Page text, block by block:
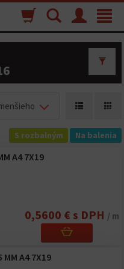
Toggle
Menu
Vyhľadávanie
Nákupný
košík
S rozbalným Na balenia
A4 7X19
0,5600 € s DPH / m
MM A4 7X19